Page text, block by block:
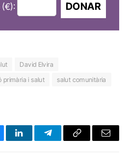
(€): DONAR
David Elvira
primària i salut
salut comunitària
LinkedInTelegramCopy
Email